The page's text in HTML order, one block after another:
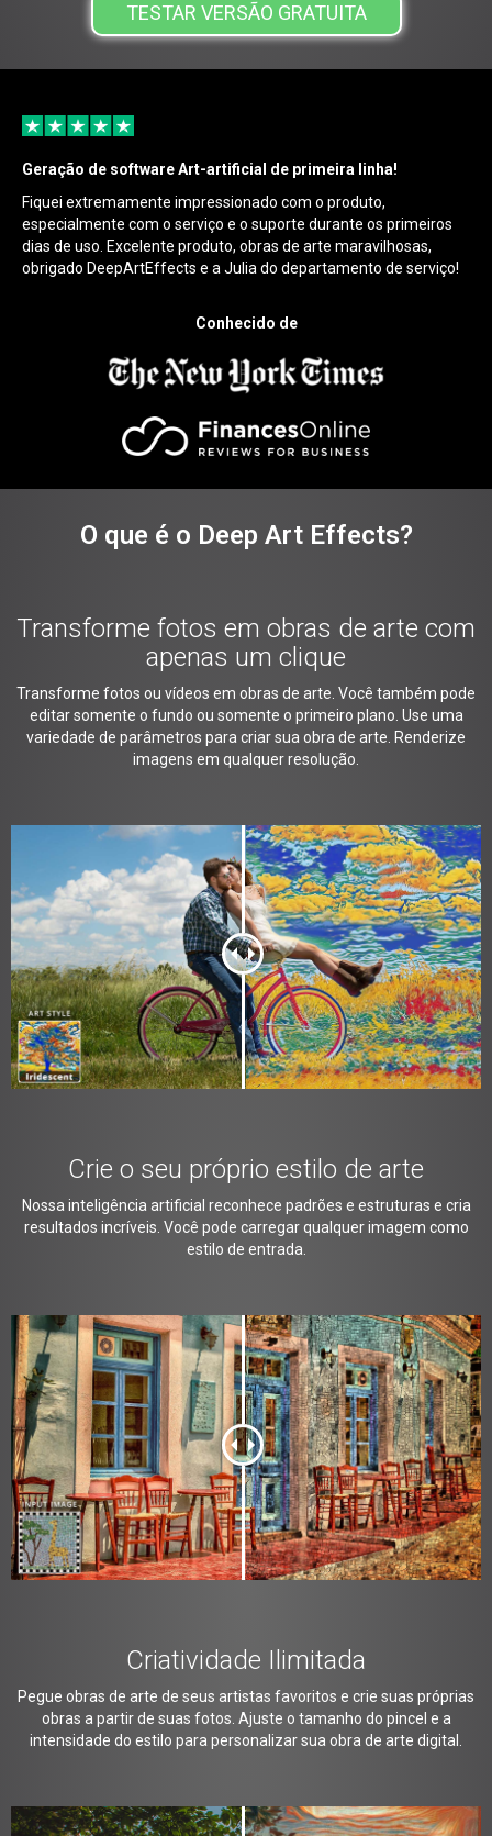
TESTAR VERSÃO GRATUITA
Geração de software Art-artificial de primeira linha!
Fiquei extremamente impressionado com o produto,
especialmente com o serviço e o suporte durante os primeiros
dias de uso. Excelente produto, obras de arte maravilhosas,
obrigado DeepArtEffects e a Julia do departamento de serviço!
Conhecido de
O que é o Deep Art Effects?
Transforme fotos em obras de arte com
apenas um clique
Transforme fotos ou vídeos em obras de arte. Você também pode
editar somente o fundo ou somente o primeiro plano. Use uma
variedade de parâmetros para criar sua obra de arte. Renderize
imagens em qualquer resolução.
Crie o seu próprio estilo de arte
Nossa inteligência artificial reconhece padrões e estruturas e cria
resultados incríveis. Você pode carregar qualquer imagem como
estilo de entrada.
Criatividade Ilimitada
Pegue obras de arte de seus artistas favoritos e crie suas próprias
obras a partir de suas fotos. Ajuste o tamanho do pincel e a
intensidade do estilo para personalizar sua obra de arte digital.